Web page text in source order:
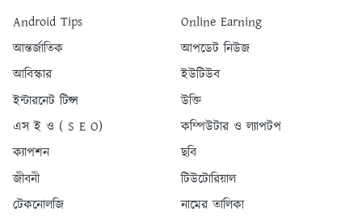
Android Tips
Online Earning
আন্তর্জাতিক
আপডেট নিউজ
আবিস্কার
ইউটিউব
ইন্টারনেট টিপ্স
উক্তি
এস ই ও ( S E O)
কম্পিউটার ও ল্যাপটপ
ক্যাপশন
ছবি
জীবনী
টিউটোরিয়াল
টেকনোলজি
নামের তালিকা